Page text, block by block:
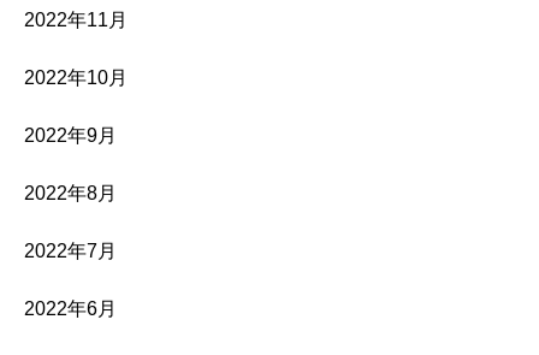
2022年11月
2022年10月
2022年9月
2022年8月
2022年7月
2022年6月